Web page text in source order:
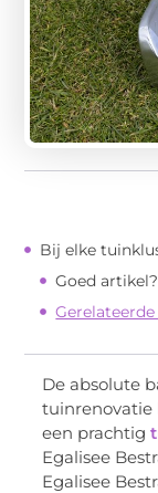
Bij elke
Goed
De absolute
tuinrenovatie
een prachtig
Egalisee
Egalisee